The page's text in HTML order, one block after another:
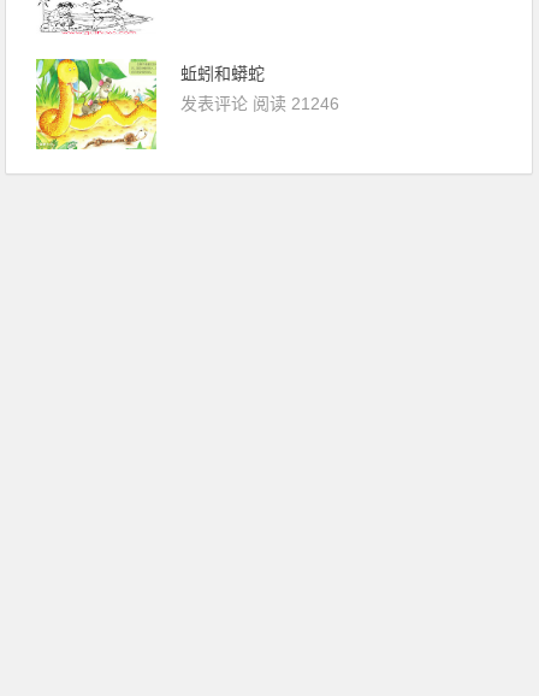
蚯蚓和蟒蛇
发表评论 阅读 21246